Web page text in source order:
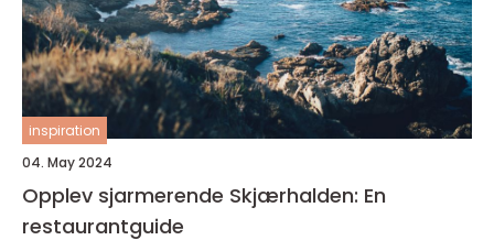
inspiration
04. May 2024
Opplev sjarmerende Skjærhalden: En
restaurantguide